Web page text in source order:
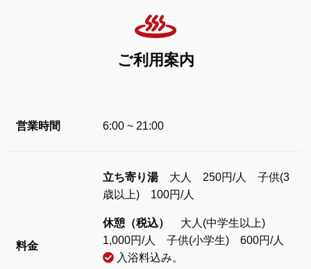
ご利用案内
営業時間 6:00 ~ 21:00
料金
立ち寄り湯大人 250円/人 子供(3
歳以上) 100円/人
休憩（税込）
大人(中学生以上)
1,000円/人 子供(小学生) 600円/人
入浴料込み。